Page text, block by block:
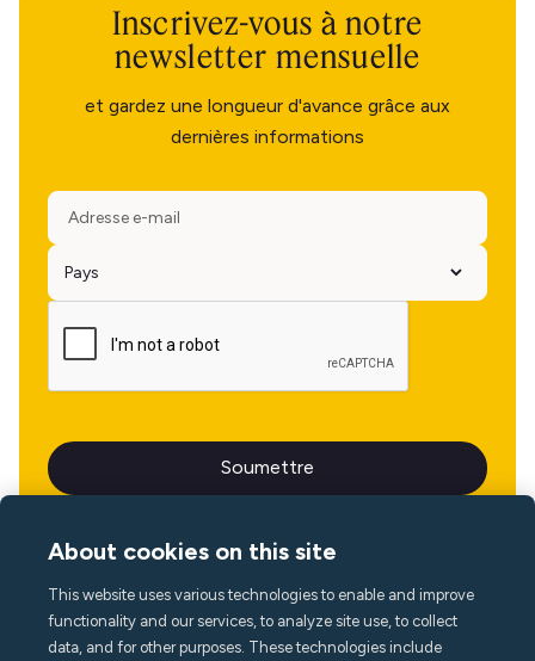
Inscrivez-vous à notre
newsletter mensuelle
et gardez une longueur d'avance grâce aux
dernières informations
Langue
About cookies on this site
This website uses various technologies to enable and improve
functionality and our services, to analyze site use, to collect
data, and for other purposes. These technologies include